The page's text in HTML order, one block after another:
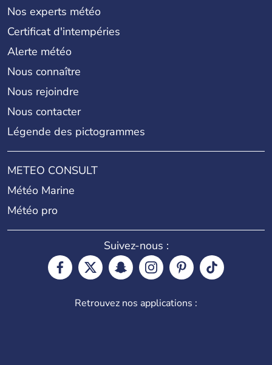
Nos experts météo
Certificat d'intempéries
Alerte météo
Nous connaître
Nous rejoindre
Nous contacter
Légende des pictogrammes
METEO CONSULT
Météo Marine
Météo pro
Suivez-nous :
Retrouvez nos applications :